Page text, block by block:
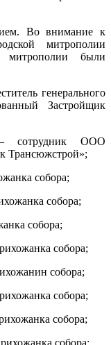
Во внимание к
митрополии
митрополии были
генерального
Застройщик
сотрудник ООО
Трансюжстрой»;
собора;
собора;
собора;
собора;
собора;
собора;
собора;
собора;